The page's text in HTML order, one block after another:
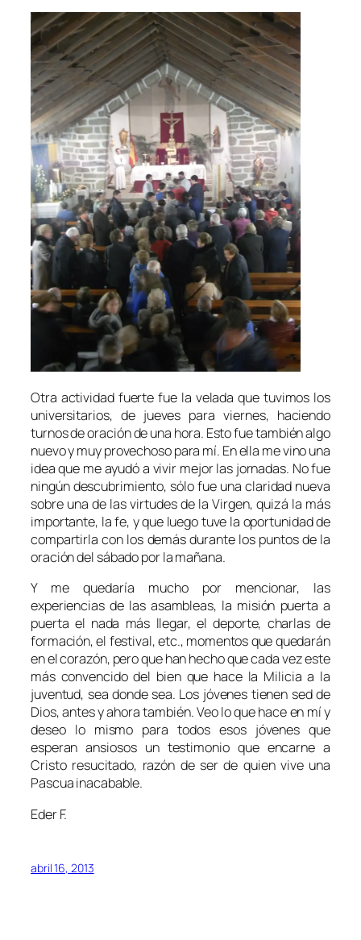
Otra actividad fuerte fue la velada que tuvimos los
universitarios, de jueves para viernes, haciendo
turnos de oración de una hora. Esto fue también algo
nuevo y muy provechoso para mí. En ella me vino una
idea que me ayudó a vivir mejor las jornadas. No fue
ningún descubrimiento, sólo fue una claridad nueva
sobre una de las virtudes de la Virgen, quizá la más
importante, la fe, y que luego tuve la oportunidad de
compartirla con los demás durante los puntos de la
oración del sábado por la mañana.
Y me quedaría mucho por mencionar, las
experiencias de las asambleas, la misión puerta a
puerta el nada más llegar, el deporte, charlas de
formación, el festival, etc., momentos que quedarán
en el corazón, pero que han hecho que cada vez este
más convencido del bien que hace la Milicia a la
juventud, sea donde sea. Los jóvenes tienen sed de
Dios, antes y ahora también. Veo lo que hace en mí y
deseo lo mismo para todos esos jóvenes que
esperan ansiosos un testimonio que encarne a
Cristo resucitado, razón de ser de quien vive una
Pascua inacabable.
Eder F.
abril 16, 2013